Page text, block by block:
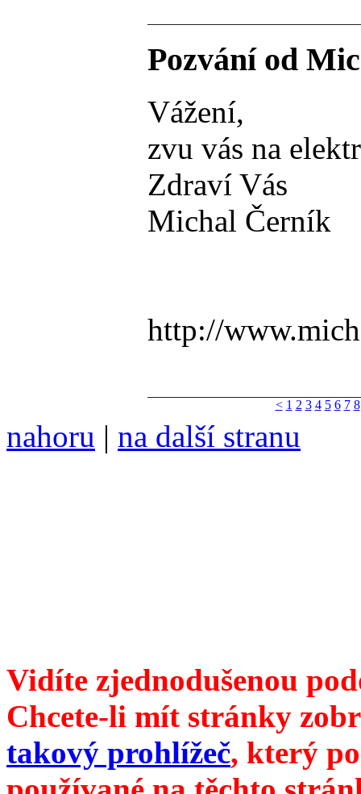
Pozvání od
Vážení,
zvu vás na
Zdraví Vás
Michal Černík
http://
< 1 2 3 4 5 6 7 8
nahoru | na další stranu
Vidíte zjednodušenou
Chcete-li mít stránky
takový prohlížeč, který